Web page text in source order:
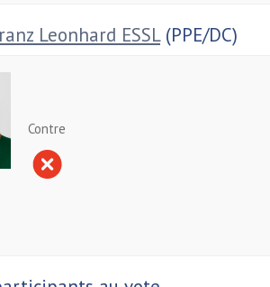
Leonhard ESSL(PPE/DC)
Contre